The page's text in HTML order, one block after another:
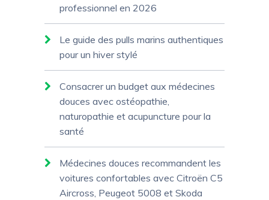
professionnel en 2026
Le guide des pulls marins authentiques
pour un hiver stylé
Consacrer un budget aux médecines
douces avec ostéopathie,
naturopathie et acupuncture pour la
santé
Médecines douces recommandent les
voitures confortables avec Citroën C5
Aircross, Peugeot 5008 et Skoda